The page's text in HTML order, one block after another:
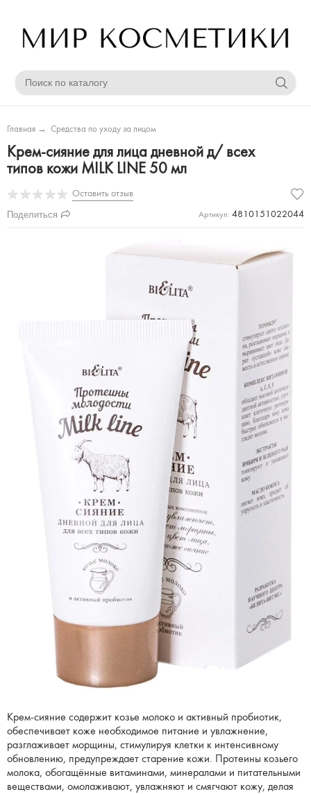
Главная → Средства по уходу за лицом
Крем-сияние для лица дневной д/ всех
типов кожи MILK LINE 50 мл
Оставить отзыв
Поделиться Артикул: 4810151022044
Крем-сияние содержит козье молоко и активный пробиотик,
обеспечивает коже необходимое питание и увлажнение,
разглаживает морщины, стимулируя клетки к интенсивному
обновлению, предупреждает старение кожи. Протеины козьего
молока, обогащённые витаминами, минералами и питательными
веществами, омолаживают, увлажняют и смягчают кожу, делая